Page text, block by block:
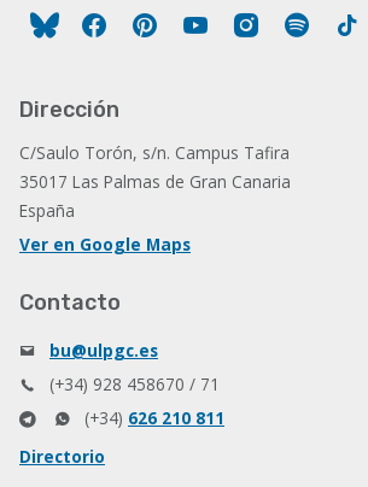
FacebookPinterestYouTubeInstagram
Spotify
Dirección
C/Saulo Torón, s/n. Campus Tafira
35017 Las Palmas de Gran Canaria
España
Ver en Google Maps
Contacto
bu@ulpgc.es
(+34) 928 458670 / 71
(+34) 626 210 811
Directorio